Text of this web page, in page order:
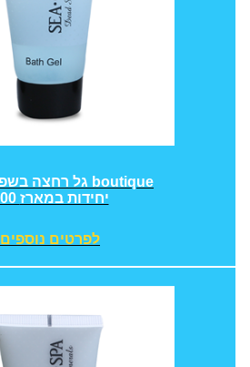
גל רחצה בשפופרת 30 boutique
300 יחידות במארז
לפרטים נוספים